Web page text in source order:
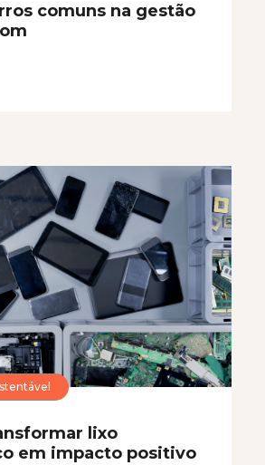
comuns na gestão
lixo
em impacto positivo